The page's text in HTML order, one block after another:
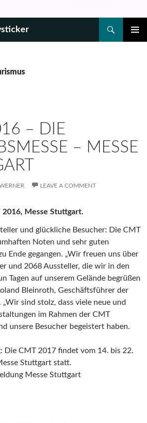
– DIE
– MESSE
LEAVE A COMMENT
2016, Messe Stuttgart.
und glückliche Besucher: Die CMT
Noten und sehr guten
Ende gegangen. „Wir freuen uns über
und 2068 Aussteller, die wir in den
Tagen auf unserem Gelände begrüßen
Bleinroth, Geschäftsführer der
sind stolz, dass viele neue und
im Rahmen der CMT
unsere Besucher begeistert haben.
Die CMT 2017 findet vom 14. bis 22.
Stuttgart statt.
Messe Stuttgart